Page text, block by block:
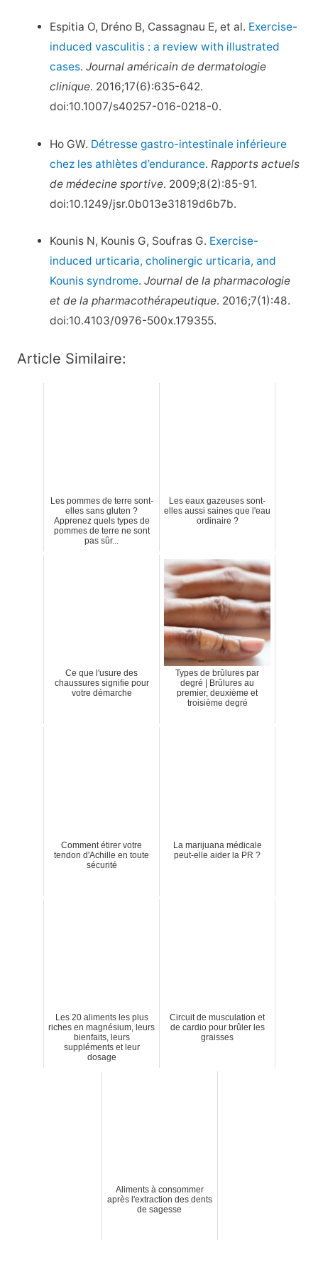
Espitia O, Dréno B, Cassagnau E, et al. Exercise-
induced vasculitis : a review with illustrated
cases.Journal américain de dermatologie
clinique. 2016;17(6):635-642.
doi:10.1007/s40257-016-0218-0.
Ho GW. Détresse gastro-intestinale inférieure
chez les athlètes d’endurance. Rapports actuels
de médecine sportive. 2009;8(2):85-91.
doi:10.1249/jsr.0b013e31819d6b7b.
Kounis N, Kounis G, Soufras G. Exercise-
induced urticaria, cholinergic urticaria, and
Kounis syndrome.Journal de la pharmacologie
et de la pharmacothérapeutique. 2016;7(1):48.
doi:10.4103/0976-500x.179355.
Article Similaire:
Les pommes de terre sont-
elles sans gluten ?
Apprenez quels types de
pommes de terre ne sont
pas sûr...
Les eaux gazeuses sont-
elles aussi saines que l'eau
ordinaire ?
Ce que l'usure des
chaussures signifie pour
votre démarche
Types de brûlures par
degré | Brûlures au
premier, deuxième et
troisième degré
Comment étirer votre
tendon d'Achille en toute
sécurité
La marijuana médicale
peut-elle aider la PR ?
Les 20 aliments les plus
riches en magnésium, leurs
bienfaits, leurs
suppléments et leur
dosage
Circuit de musculation et
de cardio pour brûler les
graisses
Aliments à consommer
après l'extraction des dents
de sagesse